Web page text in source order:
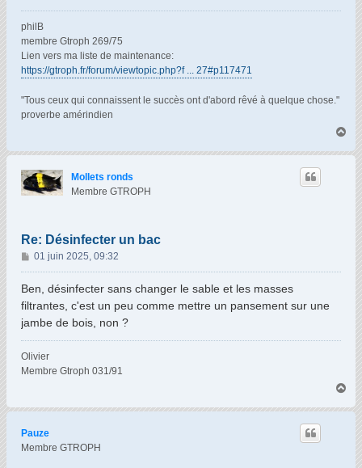
philB
membre Gtroph 269/75
Lien vers ma liste de maintenance:
https://gtroph.fr/forum/viewtopic.php?f ... 27#p117471
"Tous ceux qui connaissent le succès ont d'abord rêvé à quelque chose."
proverbe amérindien
u
Mollets ronds
Membre GTROPH
Re: Désinfecter un bac
M
e
s
g
e
01 juin 2025, 09:32
Ben, désinfecter sans changer le sable et les masses
filtrantes, c'est un peu comme mettre un pansement sur une
jambe de bois, non ?
Olivier
Membre Gtroph 031/91
u
Pauze
Membre GTROPH